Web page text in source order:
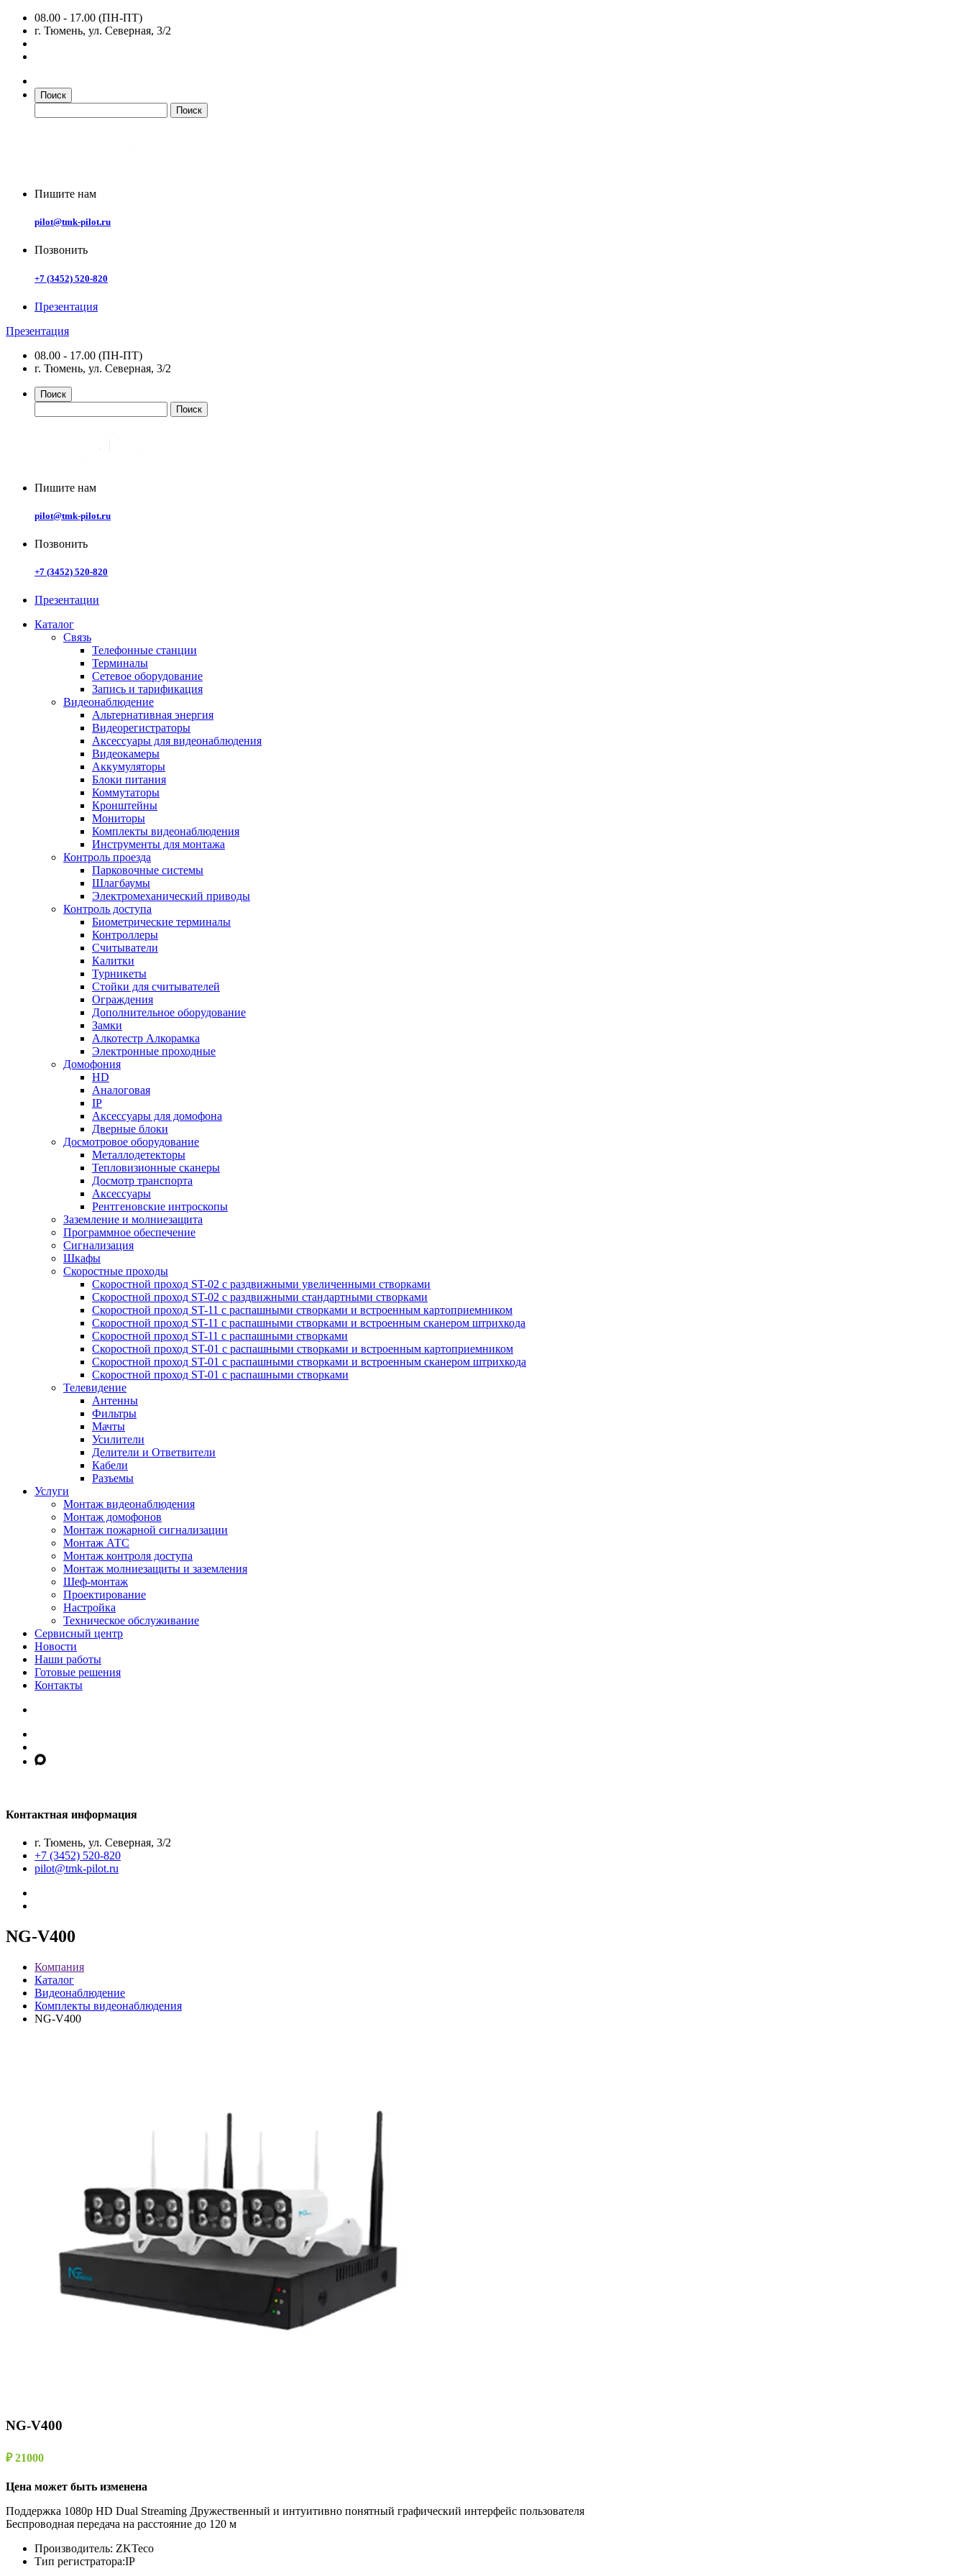
08.00 - 17.00 (ПН-ПТ)
г. Тюмень, ул. Северная, 3/2
Поиск
Пишите нам
pilot@tmk-pilot.ru
Позвонить
+7 (3452) 520-820
Презентация
Презентация
08.00 - 17.00 (ПН-ПТ)
г. Тюмень, ул. Северная, 3/2
Поиск
Пишите нам
pilot@tmk-pilot.ru
Позвонить
+7 (3452) 520-820
Презентации
Каталог
Связь
Телефонные станции
Терминалы
Сетевое оборудование
Запись и тарификация
Видеонаблюдение
Альтернативная энергия
Видеорегистраторы
Аксессуары для видеонаблюдения
Видеокамеры
Аккумуляторы
Блоки питания
Коммутаторы
Кронштейны
Мониторы
Комплекты видеонаблюдения
Инструменты для монтажа
Контроль проезда
Парковочные системы
Шлагбаумы
Электромеханический приводы
Контроль доступа
Биометрические терминалы
Контроллеры
Считыватели
Калитки
Турникеты
Стойки для считывателей
Ограждения
Дополнительное оборудование
Замки
Алкотестр Алкорамка
Электронные проходные
Домофония
HD
Аналоговая
IP
Аксессуары для домофона
Дверные блоки
Досмотровое оборудование
Металлодетекторы
Тепловизионные сканеры
Досмотр транспорта
Аксессуары
Рентгеновские интроскопы
Заземление и молниезащита
Программное обеспечение
Сигнализация
Шкафы
Скоростные проходы
Скоростной проход ST-02 с раздвижными увеличенными створками
Скоростной проход ST-02 с раздвижными стандартными створками
Скоростной проход ST-11 с распашными створками и встроенным картоприемником
Скоростной проход ST-11 с распашными створками и встроенным сканером штрихкода
Скоростной проход ST-11 с распашными створками
Скоростной проход ST-01 с распашными створками и встроенным картоприемником
Скоростной проход ST-01 с распашными створками и встроенным сканером штрихкода
Скоростной проход ST-01 с распашными створками
Телевидение
Антенны
Фильтры
Мачты
Усилители
Делители и Ответвители
Кабели
Разъемы
Услуги
Монтаж видеонаблюдения
Монтаж домофонов
Монтаж пожарной сигнализации
Монтаж АТС
Монтаж контроля доступа
Монтаж молниезащиты и заземления
Шеф-монтаж
Проектирование
Настройка
Техническое обслуживание
Сервисный центр
Новости
Наши работы
Готовые решения
Контакты
Контактная информация
г. Тюмень, ул. Северная, 3/2
+7 (3452) 520-820
pilot@tmk-pilot.ru
NG-V400
Компания
Каталог
Видеонаблюдение
Комплекты видеонаблюдения
NG-V400
NG-V400
₽ 21000
Цена может быть изменена
Поддержка 1080p HD Dual Streaming Дружественный и интуитивно понятный графический интерфейс пользователя
Беспроводная передача на расстояние до 120 м
Производитель: ZKTeco
Тип регистратора:IP